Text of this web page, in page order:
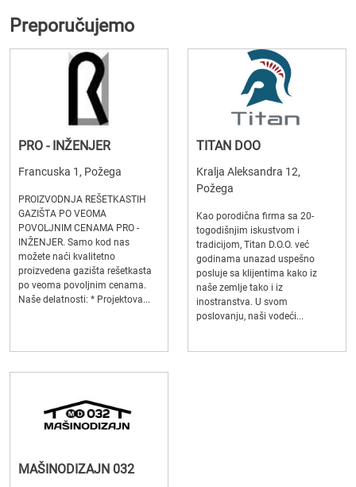
Preporučujemo
PRO - INŽENJER
Francuska 1, Požega
PROIZVODNJA REŠETKASTIH
GAZIŠTA PO VEOMA
POVOLJNIM CENAMA PRO -
INŽENJER. Samo kod nas
možete naći kvalitetno
proizvedena gazišta rešetkasta
po veoma povoljnim cenama.
Naše delatnosti: * Projektova...
TITAN DOO
Kralja Aleksandra 12,
Požega
Kao porodična firma sa 20-
togodišnjim iskustvom i
tradicijom, Titan D.O.O. već
godinama unazad uspešno
posluje sa klijentima kako iz
naše zemlje tako i iz
inostranstva. U svom
poslovanju, naši vodeći...
MAŠINODIZAJN 032